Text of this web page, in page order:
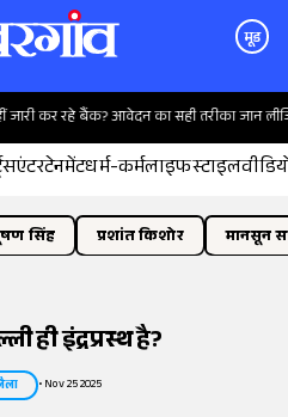
मूड
रहे बैंक? आवेदन का सही तरीका जान लीजिए
एंटरटेनमेंटधर्म-कर्मलाइफस्टाइल
सिंह प्रशांत किशोर मानसून
ही इंद्रप्रस्थ है?
•Nov 25 2025